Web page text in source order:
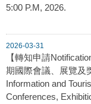
5:00 P.M, 2026.
2026-03-31
【轉知申請
期國際會議、展覽及
Information and
Conferences,